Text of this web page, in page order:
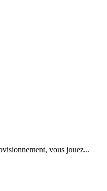
vous jouez...